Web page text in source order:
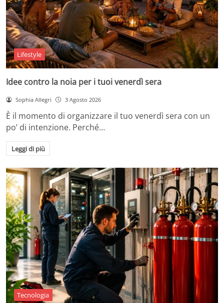
Lifestyle
Idee contro la noia per i tuoi venerdì sera
Sophia Allegri 3 Agosto 2026
È il momento di organizzare il tuo venerdì sera con un
po’ di intenzione. Perché…
Leggi di più
Tecnologia